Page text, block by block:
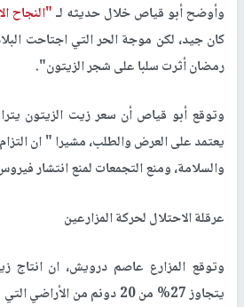
وأوضح أبو قياص خلال حديثه لـ"النجاح
رمضان أثرت سلبا على شجر الزيتون".
يعتمد على العرض والطلب، مشيرا " ان
والسلامة، ومنع التجمعات لمنع انتشار
عرقلة الاحتلال لحركة المزارعين
يتجاوز 27% من 20 دونم من